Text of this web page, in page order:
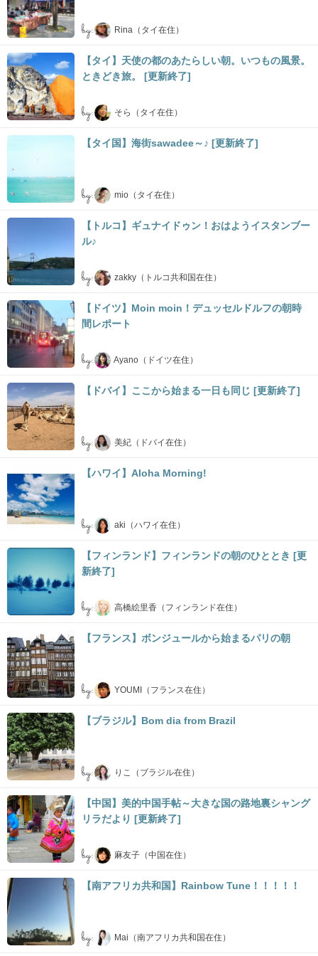
by: Rina（タイ在住）
【タイ】天使の都のあたらしい朝。いつもの風景。
ときどき旅。 [更新終了]
by: そら（タイ在住）
【タイ国】海街sawadee～♪ [更新終了]
by: mio（タイ在住）
【トルコ】ギュナイドゥン！おはようイスタンブー
ル♪
by: zakky（トルコ共和国在住）
【ドイツ】Moin moin！デュッセルドルフの朝時
間レポート
by: Ayano（ドイツ在住）
【ドバイ】ここから始まる一日も同じ [更新終了]
by: 美紀（ドバイ在住）
【ハワイ】Aloha Morning!
by: aki（ハワイ在住）
【フィンランド】フィンランドの朝のひととき [更
新終了]
by: 高橋絵里香（フィンランド在住）
【フランス】ボンジュールから始まるパリの朝
by: YOUMI（フランス在住）
【ブラジル】Bom dia from Brazil
by: りこ（ブラジル在住）
【中国】美的中国手帖～大きな国の路地裏シャング
リラだより [更新終了]
by: 麻友子（中国在住）
【南アフリカ共和国】Rainbow Tune！！！！！
by: Mai（南アフリカ共和国在住）